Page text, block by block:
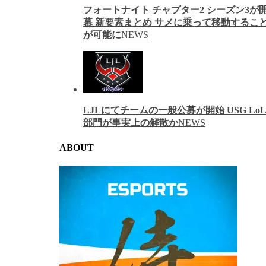
フォートナイト チャプター2 シーズン3が
幕 新要素まとめ サメに乗って移動するこ
が可能にNEWS
LJLにてチームの一般公募が開始 USG LoL
部門が事実上の解散かNEWS
ABOUT